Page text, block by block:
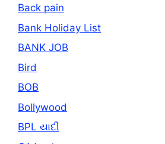
Back pain
Bank Holiday List
BANK JOB
Bird
BOB
Bollywood
BPL યાદી